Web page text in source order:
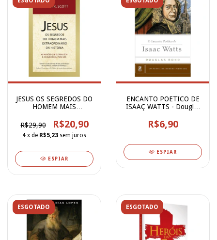
JESUS OS SEGREDOS DO
HOMEM MAIS
R$29,90
R$20,90
4 x de R$5,23 sem juros
ESPIAR
ENCANTO POETICO DE
ISAAÇ WATTS - Douglas
R$6,90
ESPIAR
ESGOTADO ESGOTADO